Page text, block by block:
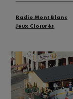
Radio Mont Blanc
Jeux Cloturés